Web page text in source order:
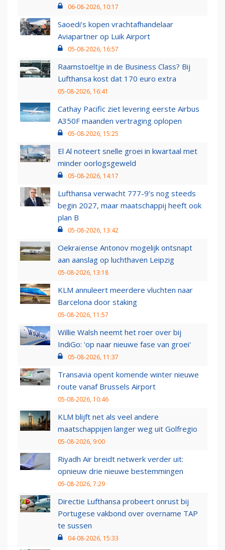
06-08-2026, 10:17
Saoedi’s kopen vrachtafhandelaar
Aviapartner op Luik Airport
05-08-2026, 16:57
Raamstoeltje in de Business Class? Bij
Lufthansa kost dat 170 euro extra
05-08-2026, 16:41
Cathay Pacific ziet levering eerste Airbus
A350F maanden vertraging oplopen
05-08-2026, 15:25
El Al noteert snelle groei in kwartaal met
minder oorlogsgeweld
05-08-2026, 14:17
Lufthansa verwacht 777-9’s nog steeds
begin 2027, maar maatschappij heeft ook
plan B
05-08-2026, 13:42
Oekraïense Antonov mogelijk ontsnapt
aan aanslag op luchthaven Leipzig
05-08-2026, 13:18
KLM annuleert meerdere vluchten naar
Barcelona door staking
05-08-2026, 11:57
Willie Walsh neemt het roer over bij
IndiGo: 'op naar nieuwe fase van groei'
05-08-2026, 11:37
Transavia opent komende winter nieuwe
route vanaf Brussels Airport
05-08-2026, 10:46
KLM blijft net als veel andere
maatschappijen langer weg uit Golfregio
05-08-2026, 9:00
Riyadh Air breidt netwerk verder uit:
opnieuw drie nieuwe bestemmingen
05-08-2026, 7:29
Directie Lufthansa probeert onrust bij
Portugese vakbond over overname TAP
te sussen
04-08-2026, 15:33